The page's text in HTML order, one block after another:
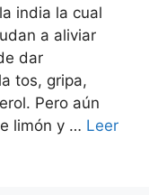
india la cual
a aliviar
dar
tos, gripa,
Pero aún
limón y … Leer